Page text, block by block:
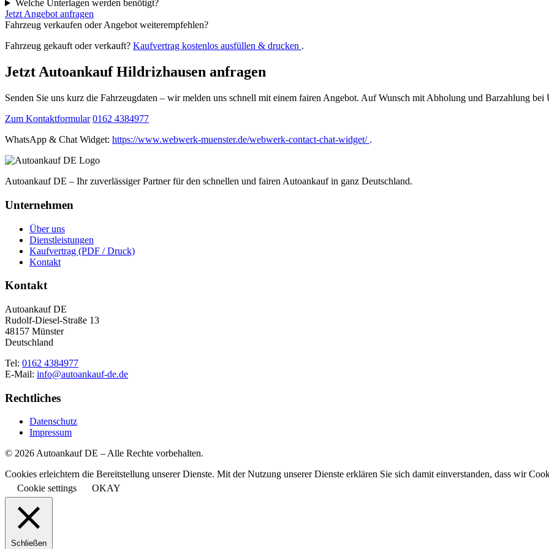
Welche Unterlagen werden benötigt?
Jetzt Angebot anfragen
Fahrzeug verkaufen oder Angebot weiterempfehlen?
Fahrzeug gekauft oder verkauft? Kaufvertrag kostenlos ausfüllen & drucken .
Jetzt Autoankauf Hildrizhausen anfragen
Senden Sie uns kurz die Fahrzeugdaten – wir melden uns schnell mit einem fairen Angebot. Auf Wunsch mit Abholung und Barzahlung bei
Zum Kontaktformular 0162 4384977
WhatsApp & Chat Widget: https://www.webwerk-muenster.de/webwerk-contact-chat-widget/ .
Autoankauf DE – Ihr zuverlässiger Partner für den schnellen und fairen Autoankauf in ganz Deutschland.
Unternehmen
Über uns
Dienstleistungen
Kaufvertrag (PDF / Druck)
Kontakt
Kontakt
Autoankauf DE
Rudolf-Diesel-Straße 13
48157 Münster
Deutschland
Tel: 0162 4384977
E-Mail: info@autoankauf-de.de
Rechtliches
Datenschutz
Impressum
© 2026 Autoankauf DE – Alle Rechte vorbehalten.
Cookies erleichtern die Bereitstellung unserer Dienste. Mit der Nutzung unserer Dienste erklären Sie sich damit einverstanden, dass wir
Cookie settings
OKAY
Schließen